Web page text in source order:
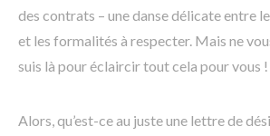
des contrats – une danse délicate entre
et les formalités à respecter. Mais ne
suis là pour éclaircir tout cela pour vous !
Alors, qu’est-ce au juste une lettre de